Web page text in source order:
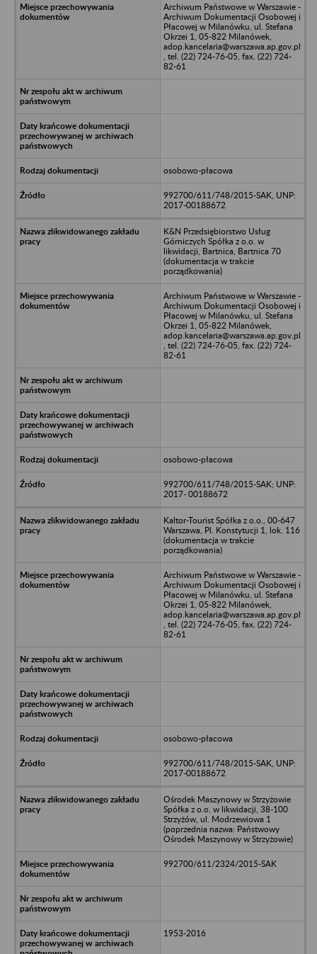
Archiwum Państwowe w Warszawie -
Archiwum Dokumentacji Osobowej i
Płacowej w Milanówku, ul. Stefana
Okrzei 1, 05-822 Milanówek,
adop.kancelaria@warszawa.ap.gov.pl
, tel. (22) 724-76-05, fax. (22) 724-
82-61
osobowo-płacowa
992700/611/748/2015-SAK, UNP:
2017-00188672
K&N Przedsiębiorstwo Usług
Górniczych Spółka z o.o. w
likwidacji, Bartnica, Bartnica 70
(dokumentacja w trakcie
porządkowania)
Archiwum Państwowe w Warszawie -
Archiwum Dokumentacji Osobowej i
Płacowej w Milanówku, ul. Stefana
Okrzei 1, 05-822 Milanówek,
adop.kancelaria@warszawa.ap.gov.pl
, tel. (22) 724-76-05, fax. (22) 724-
82-61
osobowo-płacowa
992700/611/748/2015-SAK; UNP:
2017- 00188672
Kaltor-Tourist Spółka z o.o., 00-647
Warszawa, Pl. Konstytucji 1, lok. 116
(dokumentacja w trakcie
porządkowania)
Archiwum Państwowe w Warszawie -
Archiwum Dokumentacji Osobowej i
Płacowej w Milanówku, ul. Stefana
Okrzei 1, 05-822 Milanówek,
adop.kancelaria@warszawa.ap.gov.pl
, tel. (22) 724-76-05, fax. (22) 724-
82-61
osobowo-płacowa
992700/611/748/2015-SAK, UNP:
2017-00188672
Ośrodek Maszynowy w Strzyżowie
Spółka z o.o. w likwidacji, 38-100
Strzyżów, ul. Modrzewiowa 1
(poprzednia nazwa: Państwowy
Ośrodek Maszynowy w Strzyżowie)
992700/611/2324/2015-SAK
1953-2016